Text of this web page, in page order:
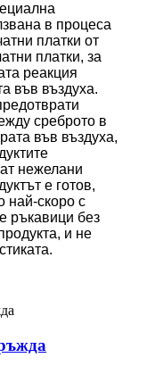
в процеса
платки от
платки, за
реакция
във въздуха.
среброто в
във въздуха,
нежелани
е готов,
най-скоро с
ръкавици без
и не